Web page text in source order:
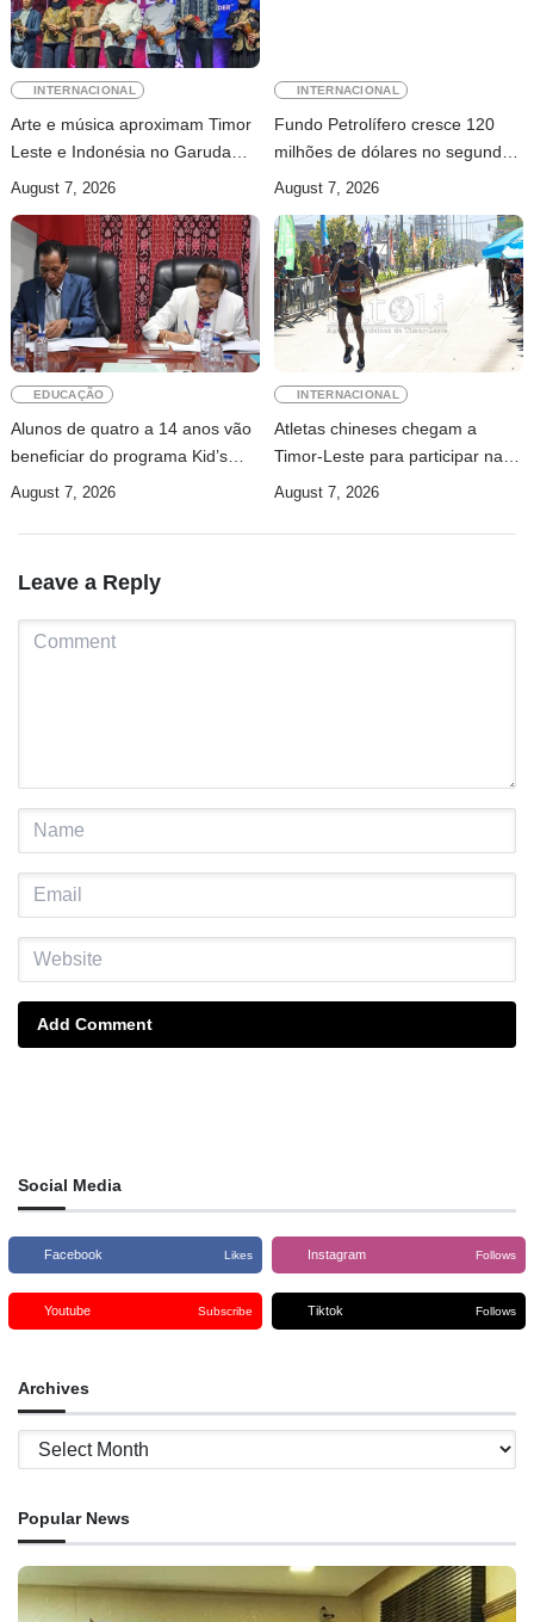
INTERNACIONAL
Arte e música aproximam Timor
Leste e Indonésia no Garuda
Sakti Crossborder Fest 2026
August 7, 2026
INTERNACIONAL
Fundo Petrolífero cresce 120
milhões de dólares no segundo
trimestre
August 7, 2026
EDUCAÇÃO
Alunos de quatro a 14 anos vão
beneficiar do programa Kid’s
Athletics
August 7, 2026
INTERNACIONAL
Atletas chineses chegam a
Timor-Leste para participar na
Maratona Internacional de Díli
August 7, 2026
Leave a Reply
Add Comment
Social Media
Facebook Likes Instagram Follows
Youtube Subscribe Tiktok Follows
Archives
Archives
Popular News